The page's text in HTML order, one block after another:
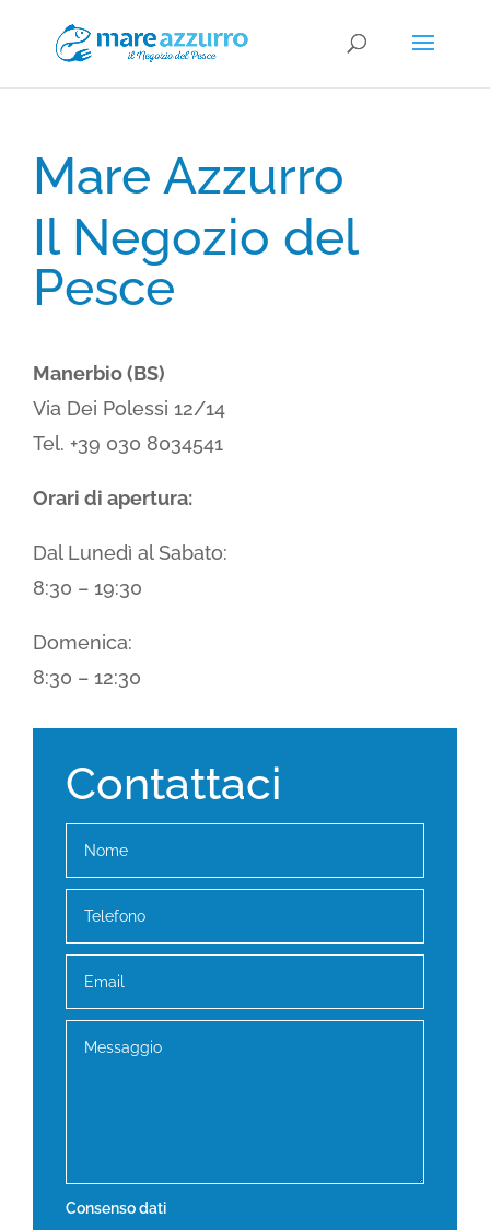
Mare Azzurro
Il Negozio del
Pesce
Manerbio (BS)
Via Dei Polessi 12/14
Tel. +39 030 8034541
Orari di apertura:
Dal Lunedì al Sabato:
8:30 – 19:30
Domenica:
8:30 – 12:30
Contattaci
Consenso dati